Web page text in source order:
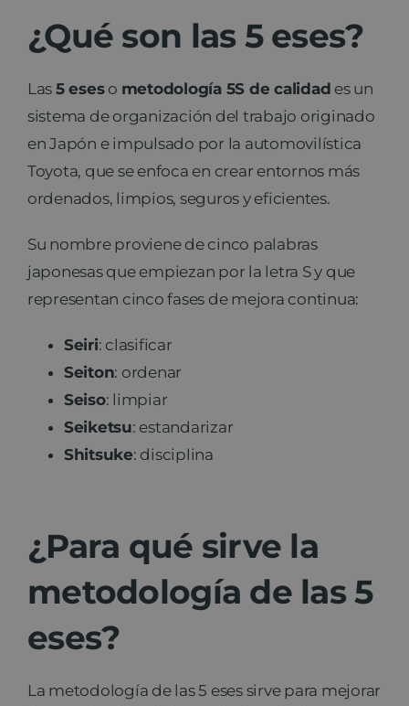
¿Qué son las 5 eses?
Las 5 eseso metodología 5S de calidad es un
sistema de organización del trabajo originado
en Japón e impulsado por la automovilística
Toyota, que se enfoca en crear entornos más
ordenados, limpios, seguros y eficientes.
Su nombre proviene de cinco palabras
japonesas que empiezan por la letra S y que
representan cinco fases de mejora continua:
Seiri: clasificar
Seiton: ordenar
Seiso: limpiar
Seiketsu: estandarizar
Shitsuke: disciplina
¿Para qué sirve la
metodología de las 5
eses?
La metodología de las 5 eses sirve para mejorar